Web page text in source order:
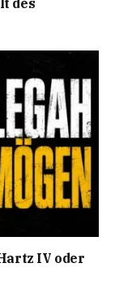
IV oder